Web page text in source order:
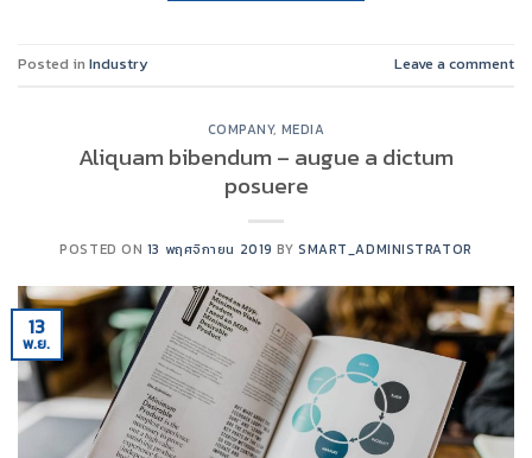
Posted in Industry Leave a comment
COMPANY, MEDIA
Aliquam bibendum – augue a dictum
posuere
POSTED ON 13 พฤศจิกายน 2019 BYSMART_ADMINISTRATOR
13
พ.ย.